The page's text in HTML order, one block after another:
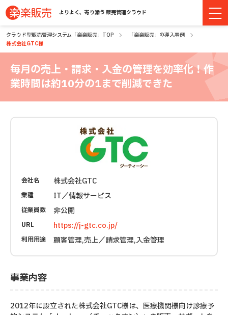
よりよく、寄り添う 販売管理クラウド
クラウド型販売管理システム「楽楽販売」TOP
「楽楽販売」の導入事例
株式会社GTC様
毎月の売上・請求・入金の管理を効率化！作
業時間は約10分の1まで削減できた
会社名 株式会社GTC
業種 IT／情報サービス
従業員数 非公開
URL https://j-gtc.co.jp/
利用用途 顧客管理,売上／請求管理,入金管理
事業内容
2012年に設立された株式会社GTC様は、医療機関様向け診療予